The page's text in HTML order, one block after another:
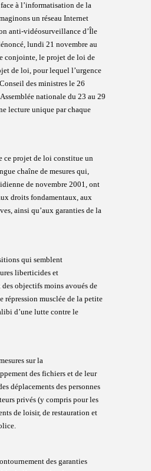
à l’informatisation de la
un réseau Internet
anti-vidéosurveillance d’Île
lundi 21 novembre au
conjointe, le projet de loi de
de loi, pour lequel l’urgence
des ministres le 26
nationale du 23 au 29
lecture unique par chaque
ce projet de loi constitue un
chaîne de mesures qui,
de novembre 2001, ont
droits fondamentaux, aux
ainsi qu’aux garanties de la
qui semblent
liberticides et
objectifs moins avoués de
répression musclée de la petite
d’une lutte contre le
sur la
des fichiers et de leur
déplacements des personnes
privés (y compris pour les
de loisir, de restauration et
des garanties